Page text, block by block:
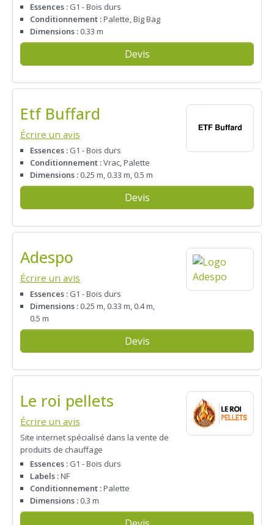
Essences : G1 - Bois durs
Conditionnement :Palette, Big Bag
Dimensions : 0.33 m
Devis
Etf Buffard
Écrire un avis
Essences : G1 - Bois durs
Conditionnement :Vrac, Palette
Dimensions : 0.25 m, 0.33 m, 0.5 m
Devis
Adespo
Écrire un avis
Essences : G1 - Bois durs
Dimensions : 0.25 m, 0.33 m, 0.4 m,
0.5 m
Devis
Le roi pellets
Écrire un avis
Site internet spécialisé dans la vente de
produits de chauffage
Essences : G1 - Bois durs
Labels :NF
Conditionnement :Palette
Dimensions : 0.3 m